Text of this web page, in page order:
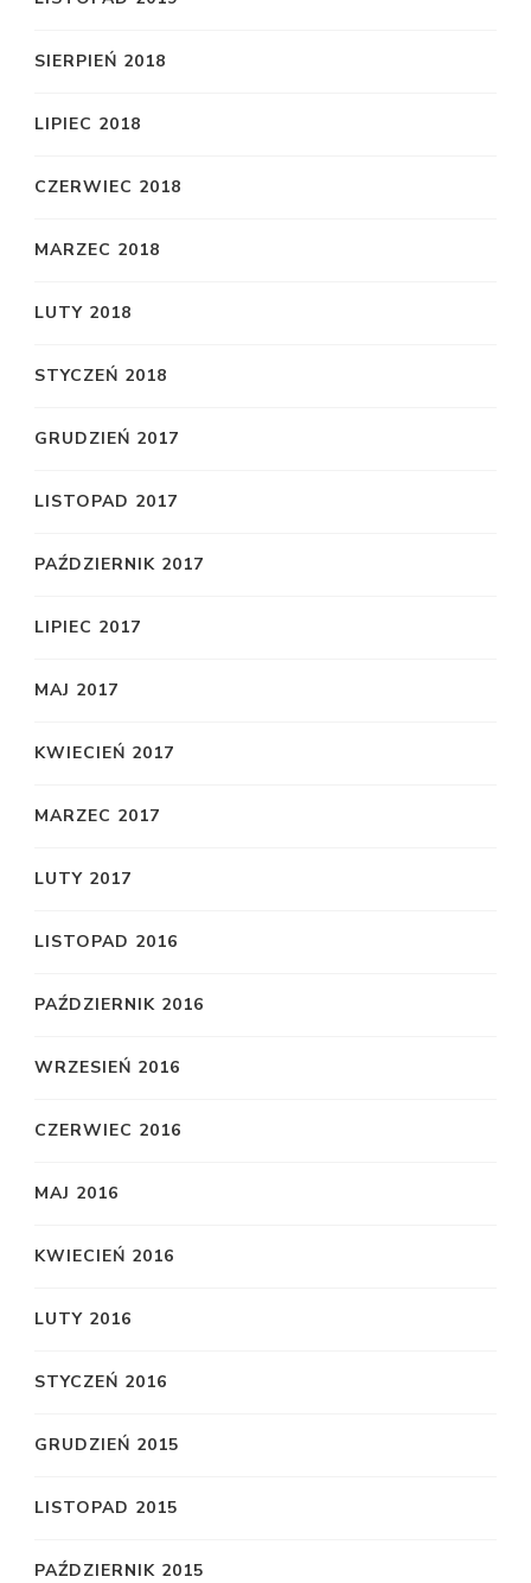
SIERPIEŃ 2018
LIPIEC 2018
CZERWIEC 2018
MARZEC 2018
LUTY 2018
STYCZEŃ 2018
GRUDZIEŃ 2017
LISTOPAD 2017
PAŹDZIERNIK 2017
LIPIEC 2017
MAJ 2017
KWIECIEŃ 2017
MARZEC 2017
LUTY 2017
LISTOPAD 2016
PAŹDZIERNIK 2016
WRZESIEŃ 2016
CZERWIEC 2016
MAJ 2016
KWIECIEŃ 2016
LUTY 2016
STYCZEŃ 2016
GRUDZIEŃ 2015
LISTOPAD 2015
PAŹDZIERNIK 2015